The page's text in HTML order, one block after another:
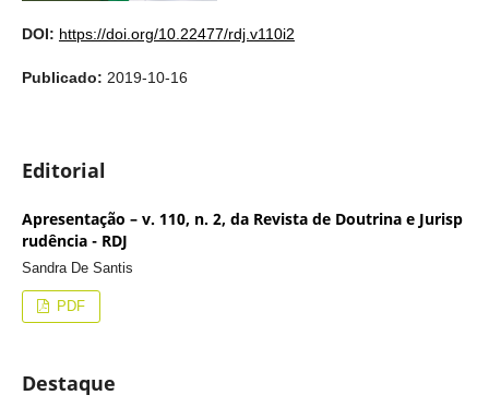
DOI: https://doi.org/10.22477/rdj.v110i2
Publicado: 2019-10-16
Editorial
Apresentação – v. 110, n. 2, da Revista de Doutrina e Jurisp
rudência - RDJ
Sandra De Santis
PDF
Destaque